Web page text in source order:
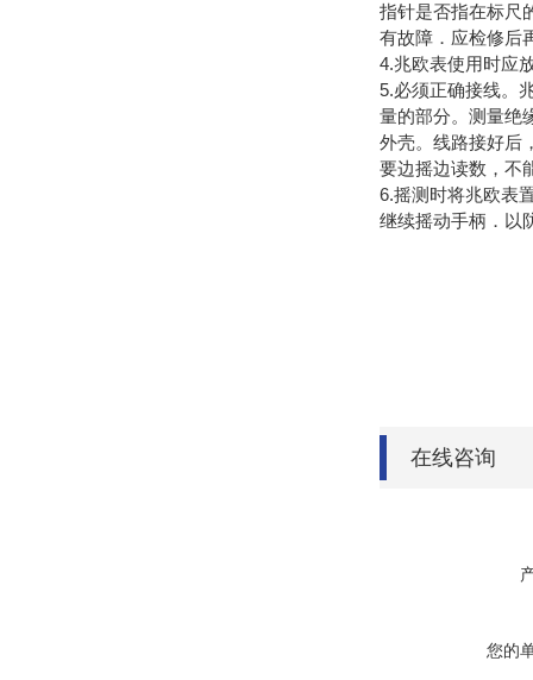
指针是否指在标尺
有故障．应检修后
4.兆欧表使用时应
5.必须正确接线。
量的部分。测量绝
外壳。线路接好后
要边摇边读数，不
6.摇测时将兆欧表
继续摇动手柄．以
在线咨询
您的